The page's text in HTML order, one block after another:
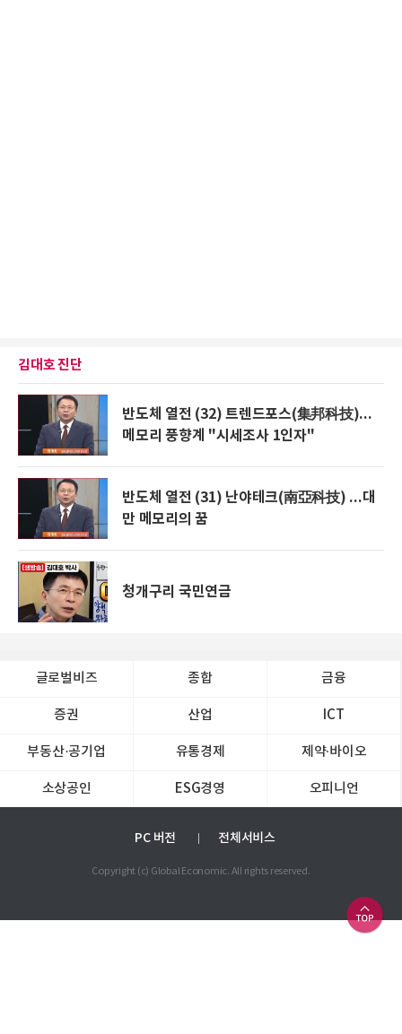
김대호 진단
반도체 열전 (32) 트렌드포스(集邦科技)...
메모리 풍향계 "시세조사 1인자"
반도체 열전 (31) 난야테크(南亞科技) ...대
만 메모리의 꿈
청개구리 국민연금
글로벌비즈 종합 금융
증권 산업 ICT
부동산·공기업 유통경제 제약∙바이오
소상공인 ESG경영 오피니언
PC 버전 전체서비스
Copyright (c) Global Economic. All rights reserved.